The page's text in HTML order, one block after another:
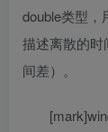
double类型
描述离散的
间差）。